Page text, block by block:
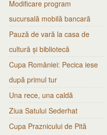
Modificare program
sucursală mobilă bancară
Pauză de vară la casa de
cultură și bibliotecă
Cupa României: Pecica iese
după primul tur
Una rece, una caldă
Ziua Satului Sederhat
Cupa Praznicului de Pită